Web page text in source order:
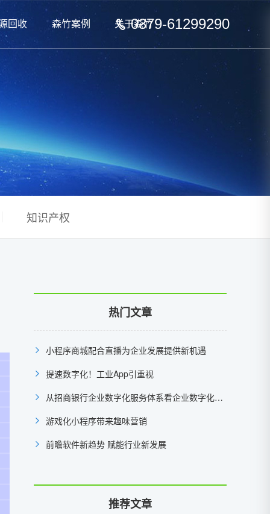
0379-61299290
回收 森竹案例 关于森竹
知识产权
热门文章
小程序商城配合直播为企业发展提供新机遇
提速数字化！工业App引重视
从招商银行企业数字化服务体系看企业数字化升级热点
游戏化小程序带来趣味营销
前瞻软件新趋势 赋能行业新发展
推荐文章